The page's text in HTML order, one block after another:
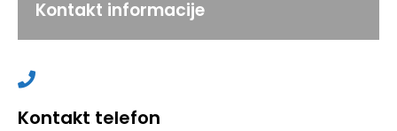
Kontakt informacije
Kontakt telefon